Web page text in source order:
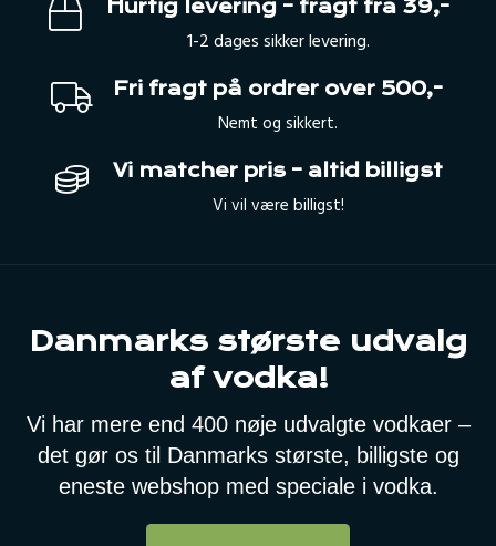
Hurtig levering – fragt fra 39,-
1-2 dages sikker levering.
Fri fragt på ordrer over 500,-
Nemt og sikkert.
Vi matcher pris – altid billigst
Vi vil være billigst!
Danmarks største udvalg
af vodka!
Vi har mere end 400 nøje udvalgte vodkaer –
det gør os til Danmarks største, billigste og
eneste webshop med speciale i vodka.